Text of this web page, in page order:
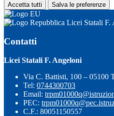
Accetta tutti Salva le preferenze
Licei Statali F.
Contatti
Licei Statali F. Angeloni
Via C. Battisti, 100 – 05100
Tel: 0744300703
Email:
PEC:
C.F.: 80051150557